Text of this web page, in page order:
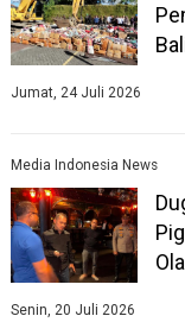
Jumat, 24 Juli 2026
Media Indonesia News
Senin, 20 Juli 2026